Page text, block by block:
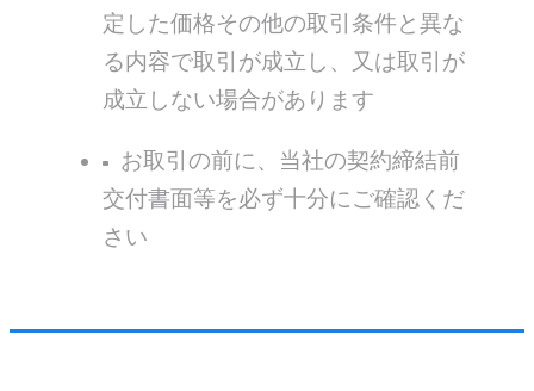
定した価格その他の取引条件と異な
る内容で取引が成立し、又は取引が
成立しない場合があります
お取引の前に、当社の契約締結前
交付書⾯等を必ず十分にご確認くだ
さい